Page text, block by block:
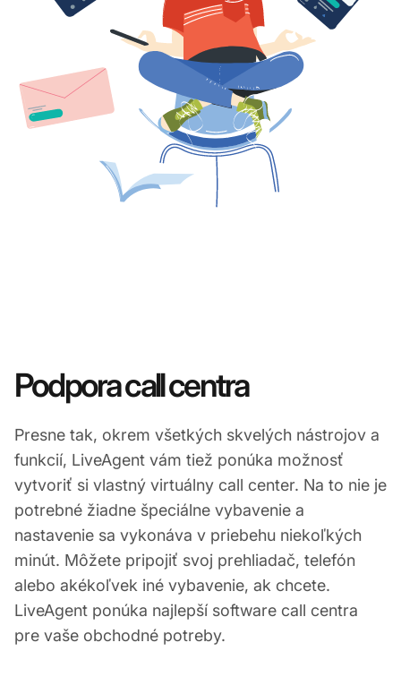
Podpora call centra
Presne tak, okrem všetkých skvelých nástrojov a
funkcií, LiveAgent vám tiež ponúka možnosť
vytvoriť si vlastný virtuálny call center. Na to nie je
potrebné žiadne špeciálne vybavenie a
nastavenie sa vykonáva v priebehu niekoľkých
minút. Môžete pripojiť svoj prehliadač, telefón
alebo akékoľvek iné vybavenie, ak chcete.
LiveAgent ponúka najlepší software call centra
pre vaše obchodné potreby.